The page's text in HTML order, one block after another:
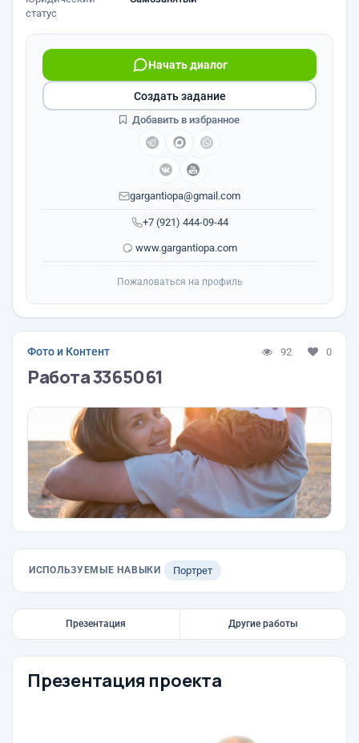
статус
+7 (921) 444-09-44
Начать диалог
gargantiopa@gmail.com
www.gargantiopa.com
Создать задание
Добавить в избранное
Пожаловаться на профиль
Фото и Контент 92 0
Работа 3365061
ИСПОЛЬЗУЕМЫЕ НАВЫКИ Портрет
Презентация Другие работы
Презентация проекта